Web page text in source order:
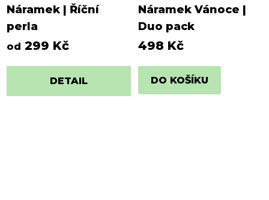
Náramek | Říční
perla
od 299 Kč
DETAIL
Náramek Vánoce |
Duo pack
498 Kč
DO KOŠÍKU